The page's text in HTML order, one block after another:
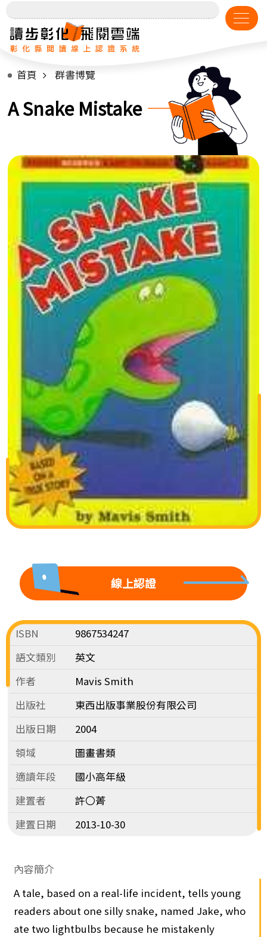
首頁 群書博覽
A Snake Mistake
線上認證
ISBN
9867534247
語文類別
英文
作者
Mavis Smith
出版社
東西出版事業股份有限公司
出版日期
2004
領域
圖畫書類
適讀年段
國小高年級
建置者
許〇菁
建置日期
2013-10-30
內容簡介
A tale, based on a real-life incident, tells young
readers about one silly snake, named Jake, who
ate two lightbulbs because he mistakenly